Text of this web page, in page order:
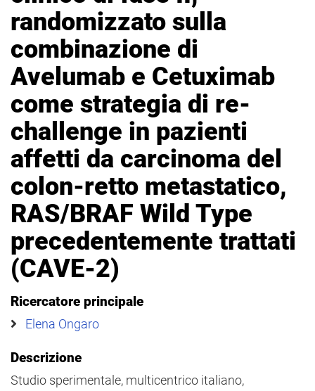
randomizzato sulla
combinazione di
Avelumab e Cetuximab
come strategia di re-
challenge in pazienti
affetti da carcinoma del
colon-retto metastatico,
RAS/BRAF Wild Type
precedentemente trattati
(CAVE-2)
Ricercatore principale
Elena Ongaro
Descrizione
Studio sperimentale, multicentrico italiano,